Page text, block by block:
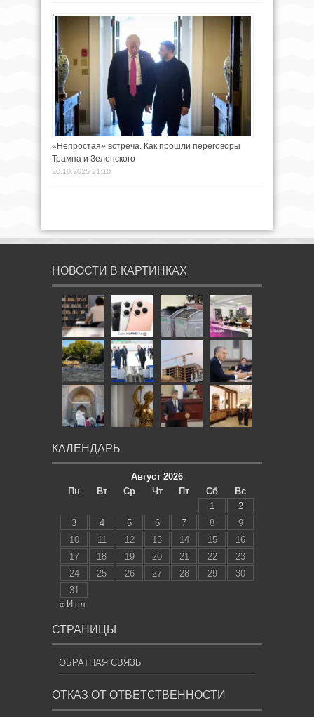
«Непростая» встреча. Как прошли переговоры
Трампа и Зеленского
20.10.2025 21:10
НОВОСТИ В КАРТИНКАХ
КАЛЕНДАРЬ
Август 2026
Пн
Вт Ср Чт Пт Сб
Вс
1
2
3
4 5 6 7 8
9
10
11 12 13 14 15
16
17
18 19 20 21 22
23
24
25 26 27 28 29
30
31
« Июл
СТРАНИЦЫ
ОБРАТНАЯ СВЯЗЬ
ОТКАЗ ОТ ОТВЕТСТВЕННОСТИ